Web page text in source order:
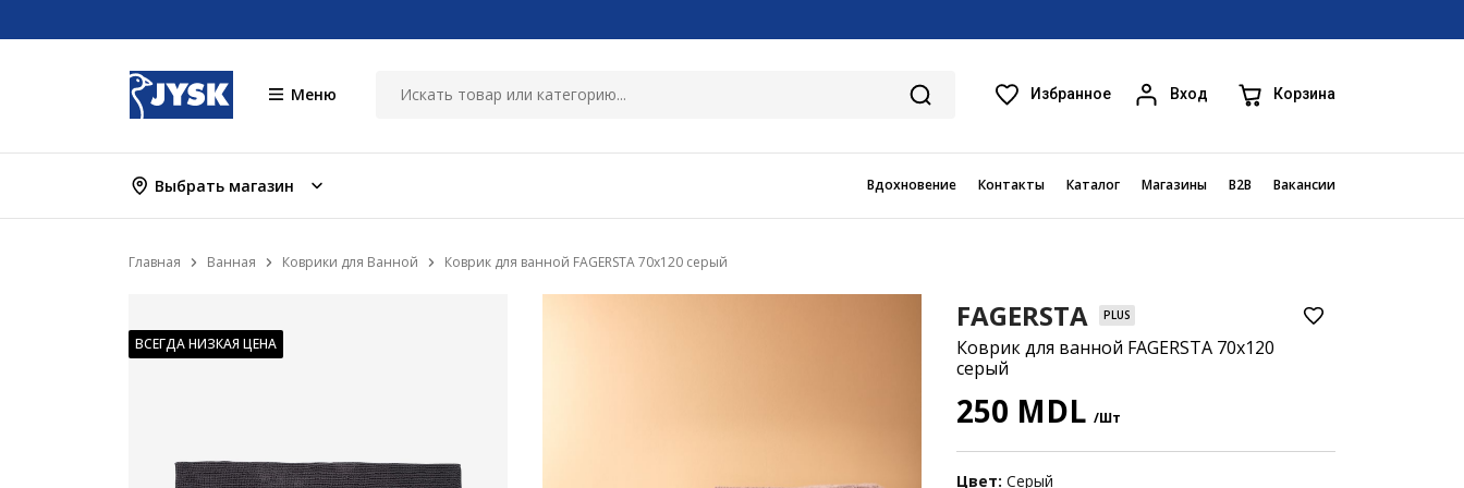
Меню Избранное Вход Корзина
Выбрать магазин Вдохновение Контакты Каталог Магазины B2B Вакансии
Главная Ванная Коврики для Ванной Коврик для ванной FAGERSTA 70x120 серый
ВСЕГДА НИЗКАЯ ЦЕНА
FAGERSTA PLUS
Коврик для ванной FAGERSTA 70x120
серый
250 MDL /Шт
Цвет: Серый